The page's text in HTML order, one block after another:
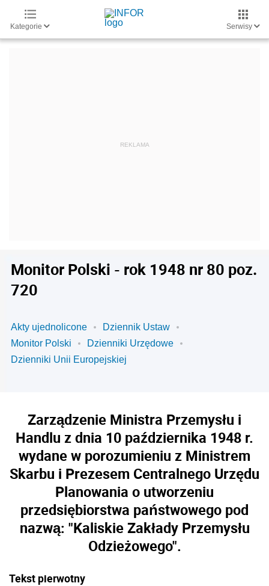
Kategorie Serwisy
Monitor Polski - rok 1948 nr 80 poz.
720
Akty ujednolicone
Dziennik Ustaw
Monitor Polski
Dzienniki Urzędowe
Dzienniki Unii Europejskiej
Zarządzenie Ministra Przemysłu i
Handlu z dnia 10 października 1948 r.
wydane w porozumieniu z Ministrem
Skarbu i Prezesem Centralnego Urzędu
Planowania o utworzeniu
przedsiębiorstwa państwowego pod
nazwą: "Kaliskie Zakłady Przemysłu
Odzieżowego".
Tekst pierwotny